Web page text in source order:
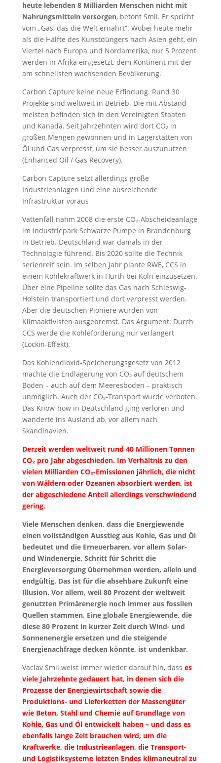
heute lebenden 8 Milliarden Menschen nicht mit
Nahrungsmitteln versorgen, betont Smil. Er spricht
vom „Gas, das die Welt ernährt“. Wobei heute mehr
als die Hälfte des Kunstdüngers nach Asien geht, ein
Viertel nach Europa und Nordamerika, nur 5 Prozent
werden in Afrika eingesetzt, dem Kontinent mit der
am schnellsten wachsenden Bevölkerung.
Carbon Capture keine neue Erfindung. Rund 30
Projekte sind weltweit in Betrieb. Die mit Abstand
meisten befinden sich in den Vereinigten Staaten
und Kanada. Seit Jahrzehnten wird dort CO₂ in
großen Mengen gewonnen und in Lagerstätten von
Öl und Gas verpresst, um sie besser auszunutzen
(Enhanced Oil / Gas Recovery).
Carbon Capture setzt allerdings große
Industrieanlagen und eine ausreichende
Infrastruktur voraus
Vattenfall nahm 2008 die erste CO₂-Abscheideanlage
im Industriepark Schwarze Pumpe in Brandenburg
in Betrieb. Deutschland war damals in der
Technologie führend. Bis 2020 sollte die Technik
serienreif sein. Im selben Jahr plante RWE, CCS in
einem Kohlekraftwerk in Hürth bei Köln einzusetzen.
Über eine Pipeline sollte das Gas nach Schleswig-
Holstein transportiert und dort verpresst werden.
Aber die deutschen Pioniere wurden von
Klimaaktivisten ausgebremst. Das Argument: Durch
CCS werde die Kohleförderung nur verlängert
(Lockin-Effekt).
Das Kohlendioxid-Speicherungsgesetz von 2012
machte die Endlagerung von CO₂ auf deutschem
Boden – auch auf dem Meeresboden – praktisch
unmöglich. Auch der CO₂-Transport wurde verboten.
Das Know-how in Deutschland ging verloren und
wanderte ins Ausland ab, vor allem nach
Skandinavien.
Derzeit werden weltweit rund 40 Millionen Tonnen
CO₂ pro Jahr abgeschieden. Im Verhältnis zu den
vielen Milliarden CO₂-Emissionen jährlich, die nicht
von Wäldern oder Ozeanen absorbiert werden, ist
der abgeschiedene Anteil allerdings verschwindend
gering.
Viele Menschen denken, dass die Energiewende
einen vollständigen Ausstieg aus Kohle, Gas und Öl
bedeutet und die Erneuerbaren, vor allem Solar-
und Windenergie, Schritt für Schritt die
Energieversorgung übernehmen werden, allein und
endgültig. Das ist für die absehbare Zukunft eine
Illusion. Vor allem, weil 80 Prozent der weltweit
genutzten Primärenergie noch immer aus fossilen
Quellen stammen. Eine globale Energiewende, die
diese 80 Prozent in kurzer Zeit durch Wind- und
Sonnenenergie ersetzen und die steigende
Energienachfrage decken könnte, ist undenkbar.
Vaclav Smil weist immer wieder darauf hin, dass es
viele Jahrzehnte gedauert hat, in denen sich die
Prozesse der Energiewirtschaft sowie die
Produktions- und Lieferketten der Massengüter
wie Beton, Stahl und Chemie auf Grundlage von
Kohle, Gas und Öl entwickelt haben – und dass es
ebenfalls lange Zeit brauchen wird, um die
Kraftwerke, die Industrieanlagen, die Transport-
und Logistiksysteme letzten Endes klimaneutral zu